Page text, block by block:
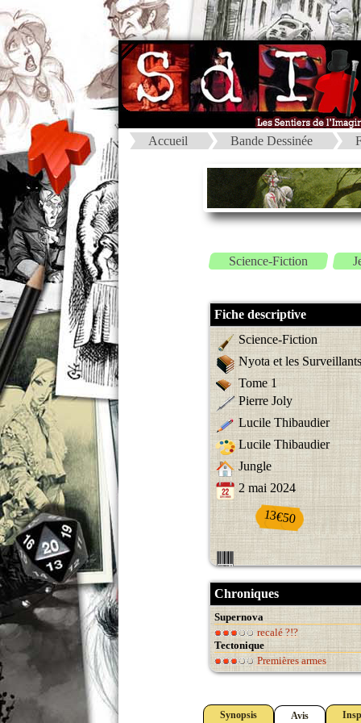
Accueil Bande Dessinée
Science-Fiction
Fiche descriptive
Science-Fiction
Nyota et les
Tome 1
Pierre Joly
Lucile Thibaudier
Lucile Thibaudier
Jungle
2 mai 2024
13€50
Chroniques
Supernova
recalé ?!?
Tectonique
Premières armes
Synopsis Avis